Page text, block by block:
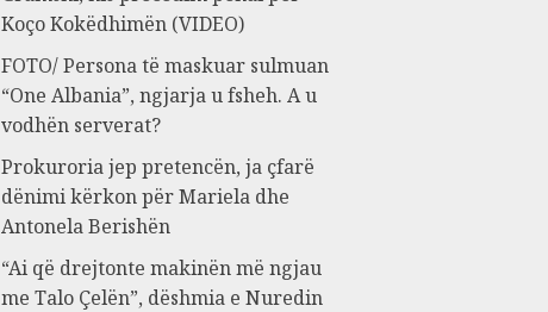
Koço Kokëdhimën (VIDEO)
FOTO/ Persona të maskuar sulmuan
“One Albania”, ngjarja u fsheh. A u
vodhën serverat?
Prokuroria jep pretencën, ja çfarë
dënimi kërkon për Mariela dhe
Antonela Berishën
“Ai që drejtonte makinën më ngjau
me Talo Çelën”, dëshmia e Nuredin